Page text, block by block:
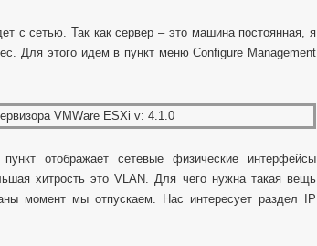
с сетью. Так как сервер – это машина постоянная, я
Для этого идем в пункт меню Configure Management
отображает сетевые физические интерфейсы
хитрость это VLAN. Для чего нужна такая вещь
момент мы отпускаем. Нас интересует раздел IP